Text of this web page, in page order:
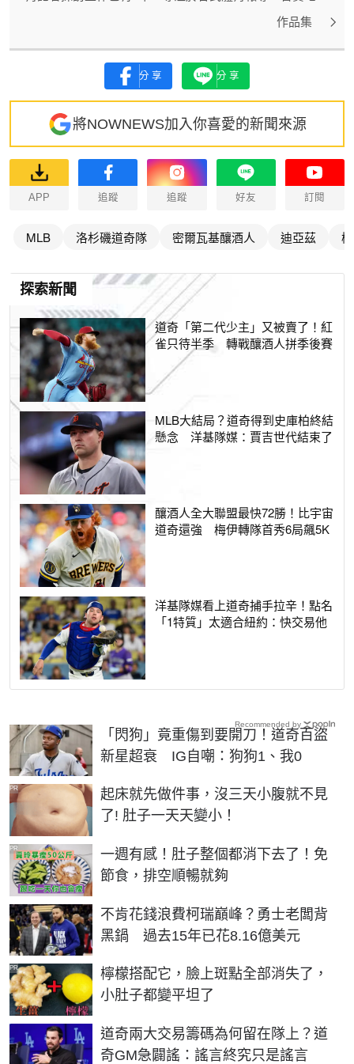
作品集
分享 分享
將NOWNEWS加入你喜愛的新聞來源
APP 追蹤 追蹤 好友 訂閱
MLB 洛杉磯道奇隊 密爾瓦基釀酒人 迪亞茲
探索新聞
道奇「第二代少主」又被賣了！紅
雀只待半季 轉戰釀酒人拼季後賽
MLB大結局？道奇得到史庫柏終結
懸念 洋基隊媒：賈吉世代結束了
釀酒人全大聯盟最快72勝！比宇宙
道奇還強 梅伊轉隊首秀6局飆5K
洋基隊媒看上道奇捕手拉辛！點名
「1特質」太適合紐約：快交易他
「閃狗」竟重傷到要開刀！道奇百盜
新星超衰 IG自嘲：狗狗1、我0
起床就先做件事，沒三天小腹就不見
了! 肚子一天天變小！
PR
一週有感！肚子整個都消下去了！免
節食，排空順暢就夠
PR
不肯花錢浪費柯瑞巔峰？勇士老闆背
黑鍋 過去15年已花8.16億美元
檸檬搭配它，臉上斑點全部消失了，
小肚子都變平坦了
PR
道奇兩大交易籌碼為何留在隊上？道
奇GM急闢謠：謠言終究只是謠言
Recommended by